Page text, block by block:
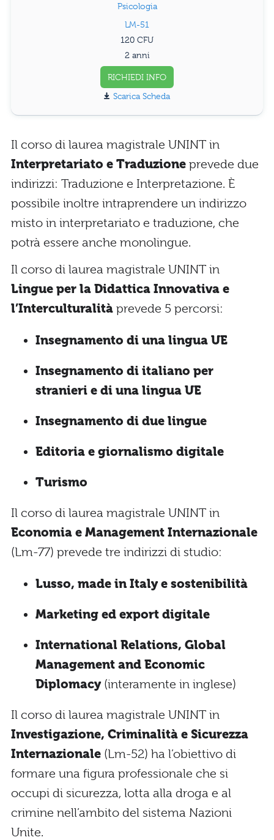
Psicologia
LM-51
120
2 anni
RICHIEDI INFO
Scarica Scheda
Il corso di laurea magistrale UNINT in
Interpretariato e Traduzione prevede due
indirizzi: Traduzione e Interpretazione. È
possibile inoltre intraprendere un indirizzo
misto in interpretariato e traduzione, che
potrà essere anche monolingue.
Il corso di laurea magistrale UNINT in
Lingue per la Didattica Innovativa e
l’Interculturalità prevede 5 percorsi:
Insegnamento di una lingua UE
Insegnamento di italiano per
stranieri e di una lingua UE
Insegnamento di due lingue
Editoria e giornalismo digitale
Turismo
Il corso di laurea magistrale UNINT in
Economia e Management Internazionale
(Lm-77) prevede tre indirizzi di studio:
Lusso, made in Italy e sostenibilità
Marketing ed export digitale
International Relations, Global
Management and Economic
Diplomacy (interamente in inglese)
Il corso di laurea magistrale UNINT in
Investigazione, Criminalità e Sicurezza
Internazionale (Lm-52) ha l’obiettivo di
formare una figura professionale che si
occupi di sicurezza, lotta alla droga e al
crimine nell’ambito del sistema Nazioni
Unite.